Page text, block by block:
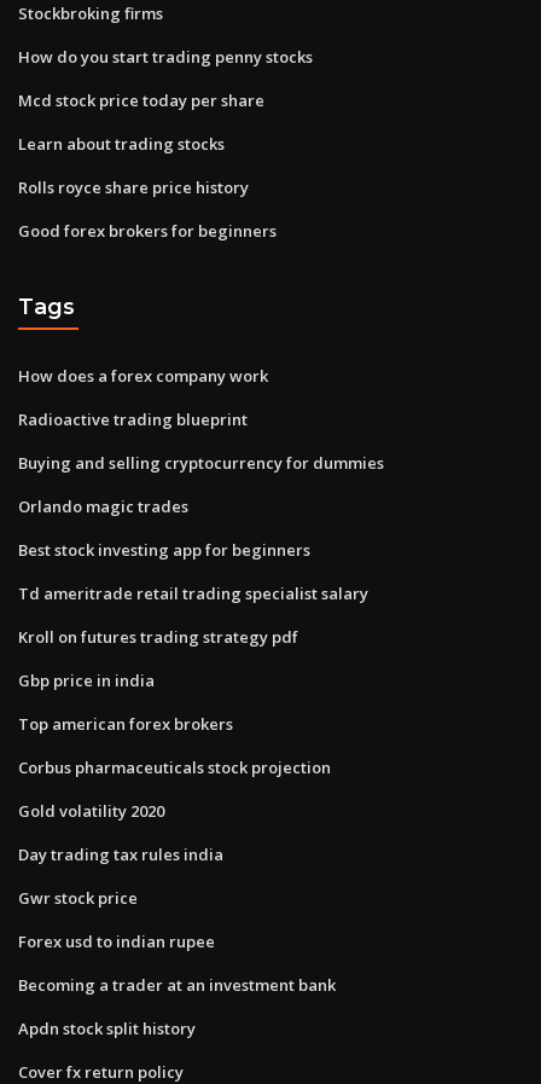
Stockbroking firms
How do you start trading penny stocks
Mcd stock price today per share
Learn about trading stocks
Rolls royce share price history
Good forex brokers for beginners
Tags
How does a forex company work
Radioactive trading blueprint
Buying and selling cryptocurrency for dummies
Orlando magic trades
Best stock investing app for beginners
Td ameritrade retail trading specialist salary
Kroll on futures trading strategy pdf
Gbp price in india
Top american forex brokers
Corbus pharmaceuticals stock projection
Gold volatility 2020
Day trading tax rules india
Gwr stock price
Forex usd to indian rupee
Becoming a trader at an investment bank
Apdn stock split history
Cover fx return policy